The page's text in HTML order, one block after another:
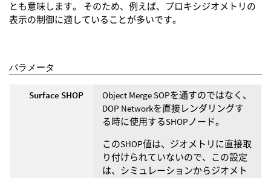
とも意味します。 そのため、例えば、プロキシジオメトリの
表示の制御に適していることが多いです。
パラメータ
Surface SHOP
Object Merge SOPを通すのではなく、
DOP Networkを直接レンダリングす
る時に使用するSHOPノード。
このSHOP値は、ジオメトリに直接取
り付けられていないので、この設定
は、シミュレーションからジオメト